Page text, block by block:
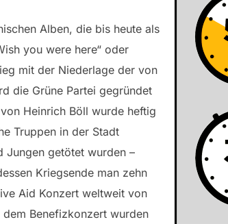
Alben, die bis heute als
you were here“ oder
mit der Niederlage der von
die Grüne Partei gegründet
Heinrich Böll wurde heftig
Truppen in der Stadt
Jungen getötet wurden –
Kriegsende man zehn
Aid Konzert weltweit von
Benefizkonzert wurden